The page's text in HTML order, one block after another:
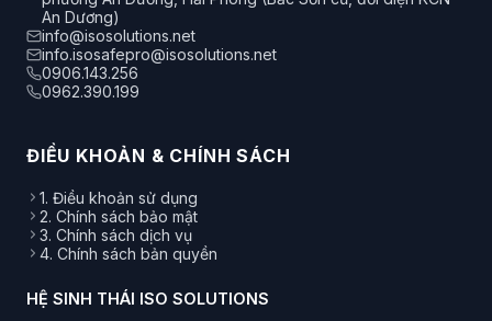
An Dương)
info@isosolutions.net
info.isosafepro@isosolutions.net
0906.143.256
0962.390.199
ĐIỀU KHOẢN & CHÍNH SÁCH
1. Điều khoản sử dụng
2. Chính sách bảo mật
3. Chính sách dịch vụ
4. Chính sách bản quyền
HỆ SINH THÁI ISO SOLUTIONS